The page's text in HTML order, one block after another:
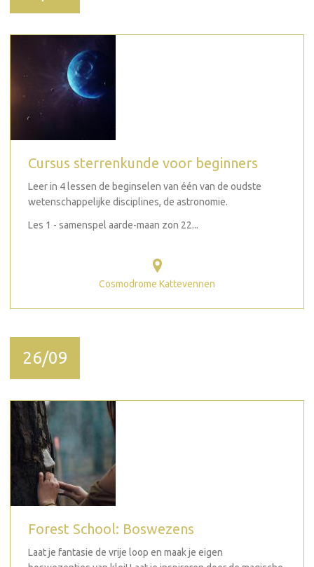
Cursus sterrenkunde voor beginners
Leer in 4 lessen de beginselen van één van de oudste
wetenschappelijke disciplines, de astronomie.
Les 1 - samenspel aarde-maan zon 22...
Cosmodrome Kattevennen
26/09
Forest School: Boswezens
Laat je fantasie de vrije loop en maak je eigen